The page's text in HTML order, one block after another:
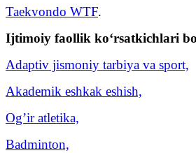
Taekvondo WTF.
Ijtimoiy faollik ko‘rsatkichlari
Adaptiv jismoniy tarbiya va sport,
Akademik eshkak eshish,
Og’ir atletika,
Badminton,